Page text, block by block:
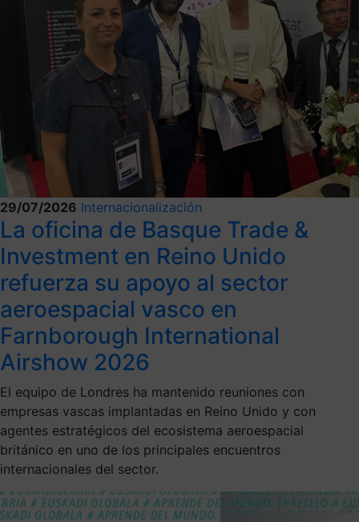
29/07/2026 Internacionalización
La oficina de Basque Trade &
Investment en Reino Unido
refuerza su apoyo al sector
aeroespacial vasco en
Farnborough International
Airshow 2026
El equipo de Londres ha mantenido reuniones con
empresas vascas implantadas en Reino Unido y con
agentes estratégicos del ecosistema aeroespacial
británico en uno de los principales encuentros
internacionales del sector.